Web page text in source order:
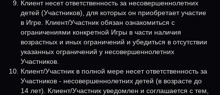
Клиент несет ответственность за несовершеннолетних
детей (Участников), для которых он приобретает участие
в Игре. Клиент/Участник обязан ознакомиться с
ограничениями конкретной Игры в части наличия
возрастных и иных ограничений и убедиться в отсутствии
указанных ограничений у несовершеннолетних
Участников.
Клиент/Участник в полной мере несет ответственность за
Участников - несовершеннолетних детей (в возрасте до
14 лет). Клиент/Участник уведомлен и соглашается с тем,